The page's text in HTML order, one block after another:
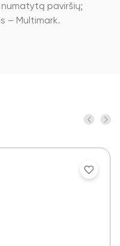
paviršių;
– Multimark.